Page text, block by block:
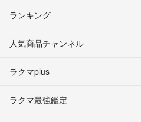
ランキング
人気商品チャンネル
ラクマplus
ラクマ最強鑑定